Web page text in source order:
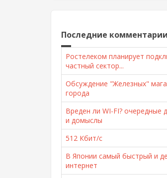
Последние комментарии
Ростелеком планирует
частный сектор...
Обсуждение "Железных"
города
Вреден ли WI-FI? очередные
и домыслы
512 Кбит/с
В Японии самый быстрый и
интернет